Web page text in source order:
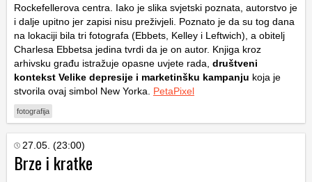
Rockefellerova centra. Iako je slika svjetski poznata, autorstvo je
i dalje upitno jer zapisi nisu preživjeli. Poznato je da su tog dana
na lokaciji bila tri fotografa (Ebbets, Kelley i Leftwich), a obitelj
Charlesa Ebbetsa jedina tvrdi da je on autor. Knjiga kroz
arhivsku građu istražuje opasne uvjete rada, društveni
kontekst Velike depresije i marketinšku kampanju koja je
stvorila ovaj simbol New Yorka. PetaPixel
fotografija
27.05. (23:00)
Brze i kratke